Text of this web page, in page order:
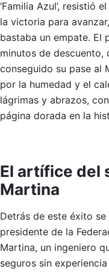
‘Familia Azul’, resistió
la victoria para
bastaba un empate. El
minutos de descuento,
conseguido su pase al
por la humedad y el
lágrimas y abrazos,
página dorada en la
El artífice del
Martina
Detrás de este éxito
presidente de la
Martina, un ingeniero
seguros sin